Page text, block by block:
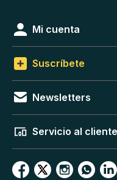
Mi cuenta
Suscríbete
Newsletters
Servicio al cliente